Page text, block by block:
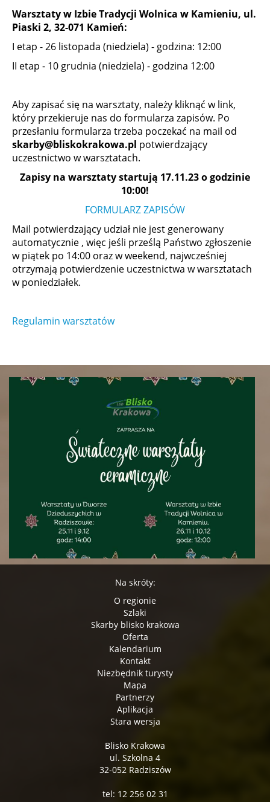
Warsztaty w Izbie Tradycji Wolnica w Kamieniu, ul.
Piaski 2, 32-071 Kamień:
I etap - 26 listopada (niedziela) - godzina: 12:00
II etap - 10 grudnia (niedziela) - godzina 12:00
Aby zapisać się na warsztaty, należy kliknąć w link,
który przekieruje nas do formularza zapisów. Po
przesłaniu formularza trzeba poczekać na mail od
skarby@bliskokrakowa.pl potwierdzający
uczestnictwo w warsztatach.
Zapisy na warsztaty startują 17.11.23 o godzinie
10:00!
FORMULARZ ZAPISÓW
Mail potwierdzający udział nie jest generowany
automatycznie , więc jeśli prześlą Państwo zgłoszenie
w piątek po 14:00 oraz w weekend, najwcześniej
otrzymają potwierdzenie uczestnictwa w warsztatach
w poniedziałek.
Regulamin warsztatów
Na skróty:
O regionie
Szlaki
Skarby blisko krakowa
Oferta
Kalendarium
Kontakt
Niezbędnik turysty
Mapa
Partnerzy
Aplikacja
Stara wersja
Blisko Krakowa
ul. Szkolna 4
32-052 Radziszów
tel: 12 256 02 31